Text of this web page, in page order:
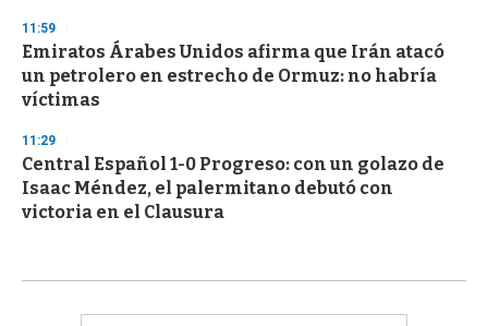
11:59
Emiratos Árabes Unidos afirma que Irán atacó
un petrolero en estrecho de Ormuz: no habría
víctimas
11:29
Central Español 1-0 Progreso: con un golazo de
Isaac Méndez, el palermitano debutó con
victoria en el Clausura